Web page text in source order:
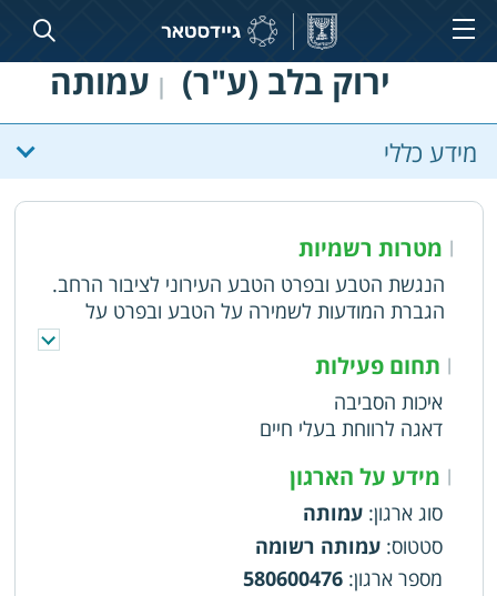
ירוק בלב (ע"ר) | עמותה
מידע כללי
| מטרות רשמיות
הנגשת הטבע ובפרט הטבע העירוני לציבור הרחב.
הגברת המודעות לשמירה על הטבע ובפרט על
והרשויות. יצירת תשתיות לפעילויות אקולוגיות.
הרחבת היקף הפעילות הקהילתית לשמירת הטבע.
שיפור איכות החיים של התושבים. פיתוח תיירות
אקולוגית בת-קיימא בישראל
| תחום פעילות
איכות הסביבה
דאגה לרווחת בעלי חיים
| מידע על הארגון
סוג ארגון: עמותה
סטטוס: עמותה רשומה
מספר ארגון:
580600476